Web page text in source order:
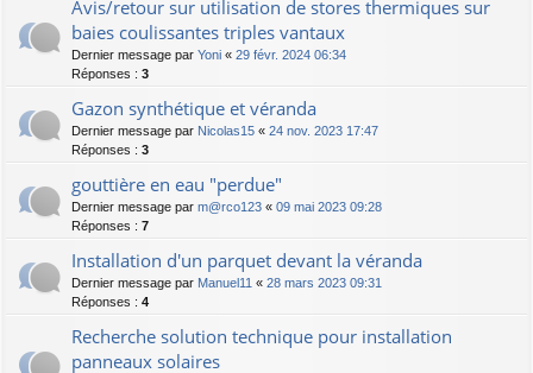
Avis/retour sur utilisation de stores thermiques sur
baies coulissantes triples vantaux
Dernier message par Yoni « 29 févr. 2024 06:34
Réponses : 3
Gazon synthétique et véranda
Dernier message par Nicolas15 « 24 nov. 2023 17:47
Réponses : 3
gouttière en eau "perdue"
Dernier message par m@rco123 « 09 mai 2023 09:28
Réponses : 7
Installation d'un parquet devant la véranda
Dernier message par Manuel11 « 28 mars 2023 09:31
Réponses : 4
Recherche solution technique pour installation
panneaux solaires